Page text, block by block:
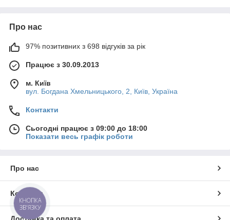
Про нас
97% позитивних з 698 відгуків за рік
Працює з 30.09.2013
м. Київ
вул. Богдана Хмельницького, 2, Київ, Україна
Контакти
Сьогодні працює з 09:00 до 18:00
Показати весь графік роботи
Про нас
Контакти
КНОПКА
ЗВ'ЯЗКУ